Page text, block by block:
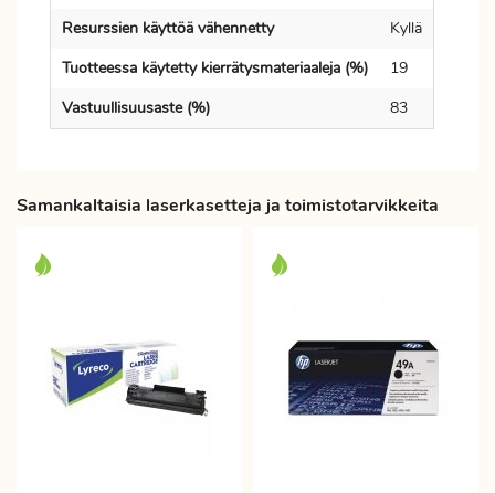
Resurssien käyttöä vähennetty
Kyllä
Tuotteessa käytetty kierrätysmateriaaleja (%)
19
Vastuullisuusaste (%)
83
Samankaltaisia laserkasetteja ja toimistotarvikkeita